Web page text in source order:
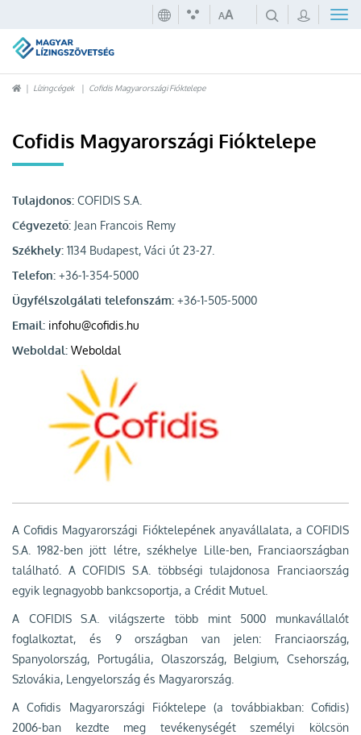
AA
Lízingcégek Cofidis Magyarországi Fióktelepe
Cofidis Magyarországi Fióktelepe
Tulajdonos: COFIDIS S.A.
Cégvezető: Jean Francois Remy
Székhely: 1134 Budapest, Váci út 23-27.
Telefon: +36-1-354-5000
Ügyfélszolgálati telefonszám: +36-1-505-5000
Email: infohu@cofidis.hu
Weboldal: Weboldal
A Cofidis Magyarországi Fióktelepének anyavállalata, a COFIDIS
S.A. 1982-ben jött létre, székhelye Lille-ben, Franciaországban
található. A COFIDIS S.A. többségi tulajdonosa Franciaország
egyik legnagyobb bankcsoportja, a Crédit Mutuel.
A COFIDIS S.A. világszerte több mint 5000 munkavállalót
foglalkoztat, és 9 országban van jelen: Franciaország,
Spanyolország, Portugália, Olaszország, Belgium, Csehország,
Szlovákia, Lengyelország és Magyarország.
A Cofidis Magyarországi Fióktelepe (a továbbiakban: Cofidis)
2006-ban kezdte meg tevékenységét személyi kölcsön